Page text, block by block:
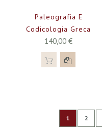
Paleografia E
Codicologia Greca
140,00 €
1 Pagina
2